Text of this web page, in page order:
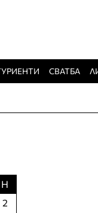
СВАТБА
Н
2